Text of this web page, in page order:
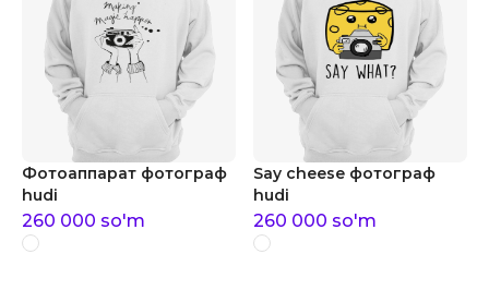
Фотоаппарат фотограф
hudi
260 000 so'm
Say cheese фотограф
hudi
260 000 so'm